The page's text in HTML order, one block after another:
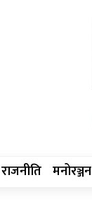
राजनीति मनोरञ्जन